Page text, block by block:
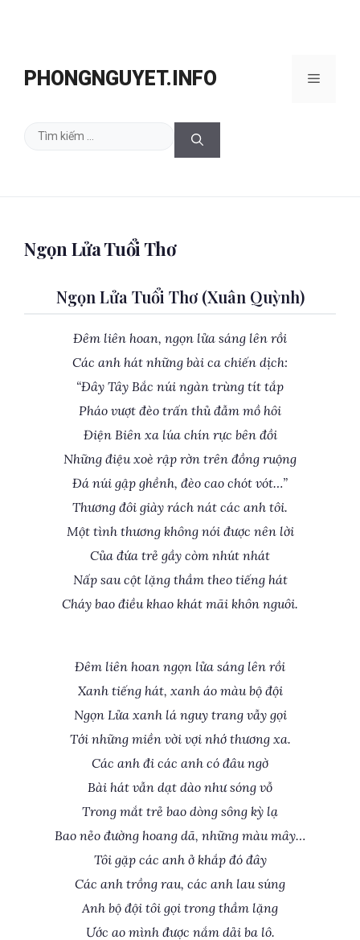
PHONGNGUYET.INFO Menu
Tìm
Ngọn Lửa Tuổi Thơ
Ngọn Lửa Tuổi Thơ (Xuân Quỳnh)
Đêm liên hoan, ngọn lửa sáng lên rồi
Các anh hát những bài ca chiến dịch:
“Đây Tây Bắc núi ngàn trùng tít tắp
Pháo vượt đèo trấn thủ đẫm mồ hôi
Điện Biên xa lúa chín rực bên đồi
Những điệu xoè rập rờn trên đồng ruộng
Đá núi gập ghềnh, đèo cao chót vót…”
Thương đôi giày rách nát các anh tôi.
Một tình thương không nói được nên lời
Của đứa trẻ gầy còm nhút nhát
Nấp sau cột lặng thầm theo tiếng hát
Cháy bao điều khao khát mãi khôn nguôi.
Đêm liên hoan ngọn lửa sáng lên rồi
Xanh tiếng hát, xanh áo màu bộ đội
Ngọn Lửa xanh lá nguy trang vẫy gọi
Tới những miền vời vợi nhớ thương xa.
Các anh đi các anh có đâu ngờ
Bài hát vẫn dạt dào như sóng vỗ
Trong mắt trẻ bao dòng sông kỳ lạ
Bao nẻo đường hoang dã, những màu mây…
Tôi gặp các anh ở khắp đó đây
Các anh trồng rau, các anh lau súng
Anh bộ đội tôi gọi trong thầm lặng
Ước ao mình được nắm dải ba lô.